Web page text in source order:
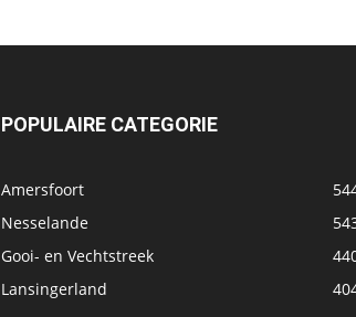
POPULAIRE CATEGORIE
Amersfoort
Nesselande
Gooi- en Vechtstreek
Lansingerland